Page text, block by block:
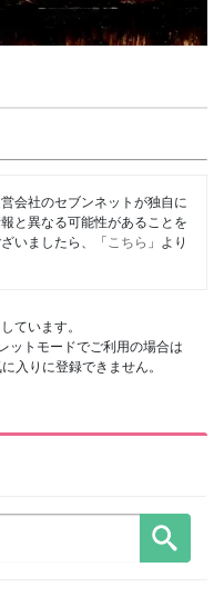
会社のセブンネットが独自に
と異なる可能性があることを
いましたら、「 こちら 」より
ています。
ットモードでご利用の場合は
入りに登録できません。